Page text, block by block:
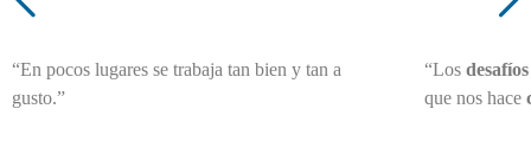
“En pocos lugares se trabaja tan bien y tan a
gusto.”
“Los
que nos hace